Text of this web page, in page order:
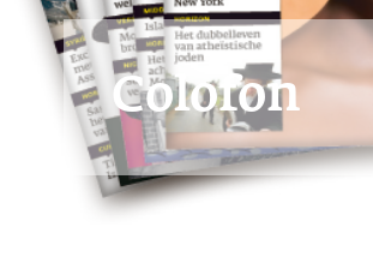
Colofon